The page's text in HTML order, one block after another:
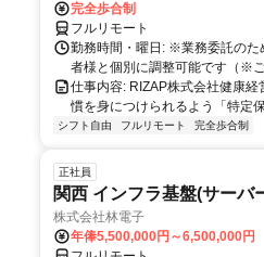
完全歩合制
フルリモート
勤務時間・曜日: ※業務委託のた
者様と個別に調整可能です（※
仕事内容: RIZAP株式会社健康
慣を身につけられるよう「特定
シフト自由 フルリモート 完全歩合制
正社員
関西 インフラ基盤(サーバ
株式会社林電子
年俸5,500,000円～6,500,000円